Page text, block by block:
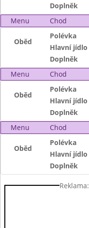
Doplněk
Menu
Chod
Oběd
Polévka
Hlavní jídlo
Doplněk
Menu
Chod
Oběd
Polévka
Hlavní jídlo
Doplněk
Menu
Chod
Oběd
Polévka
Hlavní jídlo
Doplněk
Reklama: